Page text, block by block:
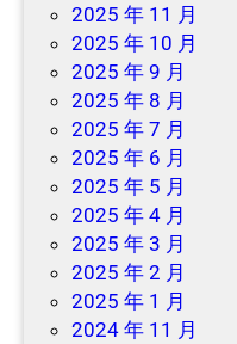
2025 年 11 月
2025 年 10 月
2025 年 9 月
2025 年 8 月
2025 年 7 月
2025 年 6 月
2025 年 5 月
2025 年 4 月
2025 年 3 月
2025 年 2 月
2025 年 1 月
2024 年 11 月